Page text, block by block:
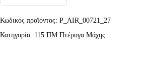
Κωδικός προϊόντος: P_AIR_00721_27
Κατηγορία: 115 ΠΜ Πτέρυγα Μάχης